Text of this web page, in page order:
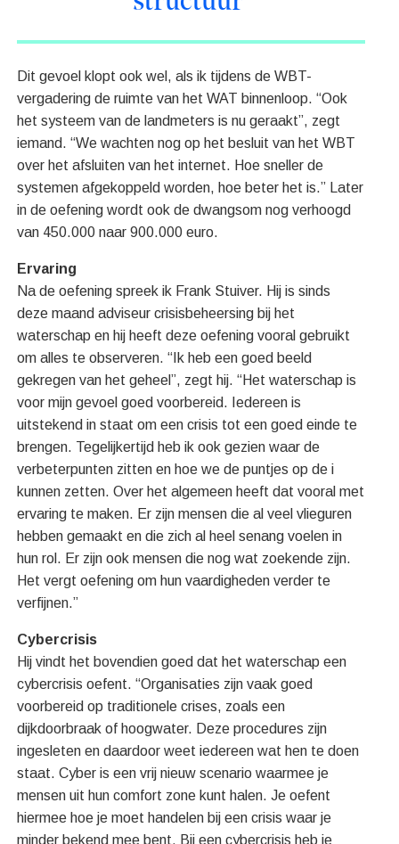
Dit gevoel klopt ook wel, als ik tijdens de WBT-
vergadering de ruimte van het WAT binnenloop. “Ook
het systeem van de landmeters is nu geraakt”, zegt
iemand. “We wachten nog op het besluit van het WBT
over het afsluiten van het internet. Hoe sneller de
systemen afgekoppeld worden, hoe beter het is.” Later
in de oefening wordt ook de dwangsom nog verhoogd
van 450.000 naar 900.000 euro.
Ervaring
Na de oefening spreek ik Frank Stuiver. Hij is sinds
deze maand adviseur crisisbeheersing bij het
waterschap en hij heeft deze oefening vooral gebruikt
om alles te observeren. “Ik heb een goed beeld
gekregen van het geheel”, zegt hij. “Het waterschap is
voor mijn gevoel goed voorbereid. Iedereen is
uitstekend in staat om een crisis tot een goed einde te
brengen. Tegelijkertijd heb ik ook gezien waar de
verbeterpunten zitten en hoe we de puntjes op de i
kunnen zetten. Over het algemeen heeft dat vooral met
ervaring te maken. Er zijn mensen die al veel vlieguren
hebben gemaakt en die zich al heel senang voelen in
hun rol. Er zijn ook mensen die nog wat zoekende zijn.
Het vergt oefening om hun vaardigheden verder te
verfijnen.”
Cybercrisis
Hij vindt het bovendien goed dat het waterschap een
cybercrisis oefent. “Organisaties zijn vaak goed
voorbereid op traditionele crises, zoals een
dijkdoorbraak of hoogwater. Deze procedures zijn
ingesleten en daardoor weet iedereen wat hen te doen
staat. Cyber is een vrij nieuw scenario waarmee je
mensen uit hun comfort zone kunt halen. Je oefent
hiermee hoe je moet handelen bij een crisis waar je
minder bekend mee bent. Bij een cybercrisis heb je